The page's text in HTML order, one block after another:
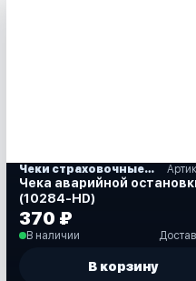
Чеки страховочные и кнопки остановки
Чека аварийной
(10284-HD)
370 ₽
В наличии
В корзину